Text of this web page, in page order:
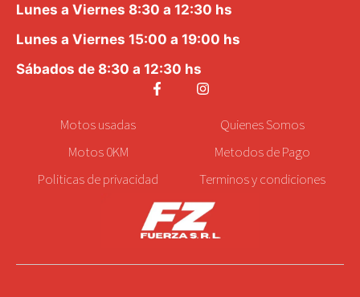
Lunes a Viernes 8:30 a 12:30 hs
Lunes a Viernes 15:00 a 19:00 hs
Sábados de 8:30 a 12:30 hs
Motosusadas
Motos 0KM
Politicas de privacidad
Quienes Somos
Metodos de Pago
Terminos y condiciones